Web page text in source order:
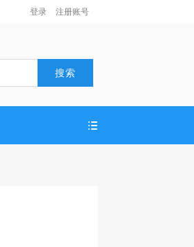
注册账号
登录
搜索